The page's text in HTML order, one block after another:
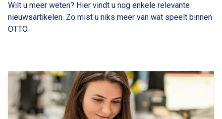
Wilt u meer weten? Hier vindt u nog enkele relevante
nieuwsartikelen. Zo mist u niks meer van wat speelt binnen
OTTO.